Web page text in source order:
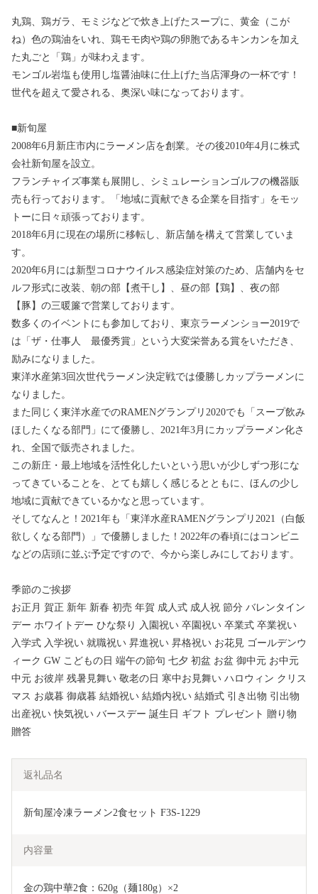
丸鶏、鶏ガラ、モミジなどで炊き上げたスープに、黄金（こが
ね）色の鶏油をいれ、鶏モモ肉や鶏の卵胞であるキンカンを加え
た丸ごと「鶏」が味わえます。
モンゴル岩塩も使用し塩醤油味に仕上げた当店渾身の一杯です！
世代を超えて愛される、奥深い味になっております。
■新旬屋
2008年6月新庄市内にラーメン店を創業。その後2010年4月に株式
会社新旬屋を設立。
フランチャイズ事業も展開し、シミュレーションゴルフの機器販
売も行っております。「地域に貢献できる企業を目指す」をモッ
トーに日々頑張っております。
2018年6月に現在の場所に移転し、新店舗を構えて営業していま
す。
2020年6月には新型コロナウイルス感染症対策のため、店舗内をセ
ルフ形式に改装、朝の部【煮干し】、昼の部【鶏】、夜の部
【豚】の三暖簾で営業しております。
数多くのイベントにも参加しており、東京ラーメンショー2019で
は「ザ・仕事人 最優秀賞」という大変栄誉ある賞をいただき、
励みになりました。
東洋水産第3回次世代ラーメン決定戦では優勝しカップラーメンに
なりました。
また同じく東洋水産でのRAMENグランプリ2020でも「スープ飲み
ほしたくなる部門」にて優勝し、2021年3月にカップラーメン化さ
れ、全国で販売されました。
この新庄・最上地域を活性化したいという思いが少しずつ形にな
ってきていることを、とても嬉しく感じるとともに、ほんの少し
地域に貢献できているかなと思っています。
そしてなんと！2021年も「東洋水産RAMENグランプリ2021（白飯
欲しくなる部門）」で優勝しました！2022年の春頃にはコンビニ
などの店頭に並ぶ予定ですので、今から楽しみにしております。
季節のご挨拶
お正月 賀正 新年 新春 初売 年賀 成人式 成人祝 節分 バレンタイン
デー ホワイトデー ひな祭り 入園祝い 卒園祝い 卒業式 卒業祝い
入学式 入学祝い 就職祝い 昇進祝い 昇格祝い お花見 ゴールデンウ
ィーク GW こどもの日 端午の節句 七夕 初盆 お盆 御中元 お中元
中元 お彼岸 残暑見舞い 敬老の日 寒中お見舞い ハロウィン クリス
マス お歳暮 御歳暮 結婚祝い 結婚内祝い 結婚式 引き出物 引出物
出産祝い 快気祝い バースデー 誕生日 ギフト プレゼント 贈り物
贈答
返礼品名
新旬屋冷凍ラーメン2食セット F3S-1229
内容量
金の鶏中華2食：620g（麺180g）×2